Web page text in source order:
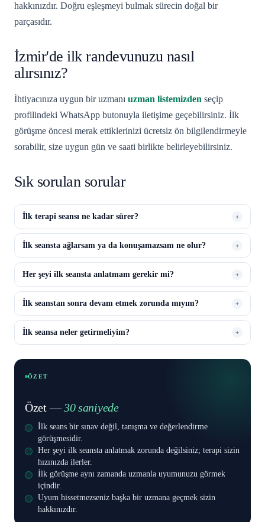
hakkınızdır. Doğru eşleşmeyi bulmak sürecin doğal bir
parçasıdır.
İzmir'de ilk randevunuzu nasıl
alırsınız?
İhtiyacınıza uygun bir uzmanı uzman listemizden seçip
profilindeki WhatsApp butonuyla iletişime geçebilirsiniz. İlk
görüşme öncesi merak ettiklerinizi ücretsiz ön bilgilendirmeyle
sorabilir, size uygun gün ve saati birlikte belirleyebilirsiniz.
Sık sorulan sorular
İlk terapi seansı ne kadar sürer? +
İlk seansta ağlarsam ya da konuşamazsam ne olur? +
Her şeyi ilk seansta anlatmam gerekir mi? +
İlk seanstan sonra devam etmek zorunda mıyım? +
İlk seansa neler getirmeliyim? +
ÖZET
Özet —30 saniyede
İlk seans bir sınav değil, tanışma ve değerlendirme
görüşmesidir.
Her şeyi ilk seansta anlatmak zorunda değilsiniz; terapi sizin
hızınızda ilerler.
İlk görüşme aynı zamanda uzmanla uyumunuzu görmek
içindir.
Uyum hissetmezseniz başka bir uzmana geçmek sizin
hakkınızdır.